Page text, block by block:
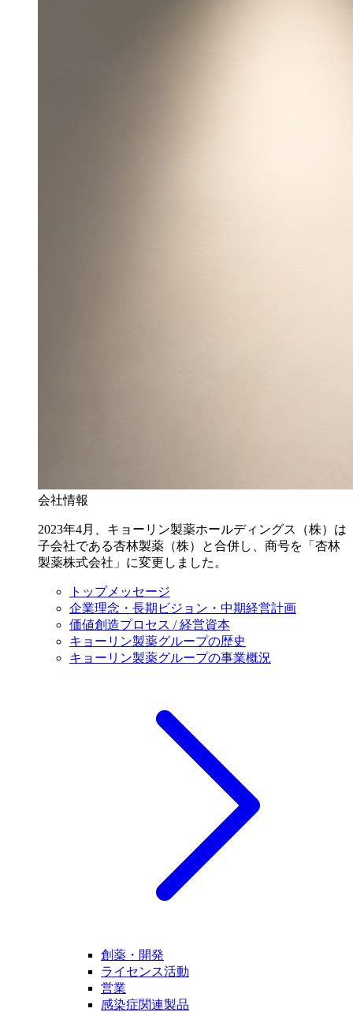
会社情報
2023年4月、キョーリン製薬ホールディングス（株）は
子会社である杏林製薬（株）と合併し、商号を「杏林
製薬株式会社」に変更しました。
トップメッセージ
企業理念・長期ビジョン・中期経営計画
価値創造プロセス / 経営資本
キョーリン製薬グループの歴史
キョーリン製薬グループの事業概況
創薬・開発
ライセンス活動
営業
感染症関連製品